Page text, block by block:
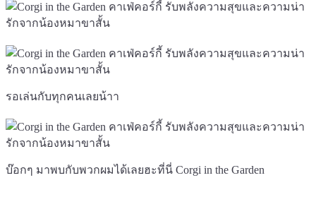
รอเล่นกับทุกคนเลยน้าา
บ๊อกๆ มาพบกับพวกผมได้เลยฮะที่นี่ Corgi in the Garden